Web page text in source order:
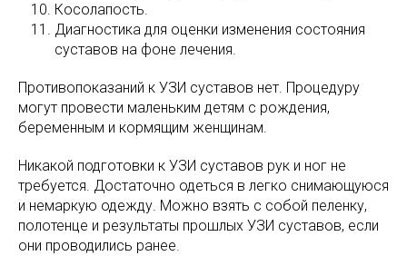
Косолапость.
Диагностика для оценки изменения состояния
суставов на фоне лечения.
Противопоказаний к УЗИ суставов нет. Процедуру
могут провести маленьким детям с рождения,
беременным и кормящим женщинам.
Никакой подготовки к УЗИ суставов рук и ног не
требуется. Достаточно одеться в легко снимающуюся
и немаркую одежду. Можно взять с собой пеленку,
полотенце и результаты прошлых УЗИ суставов, если
они проводились ранее.